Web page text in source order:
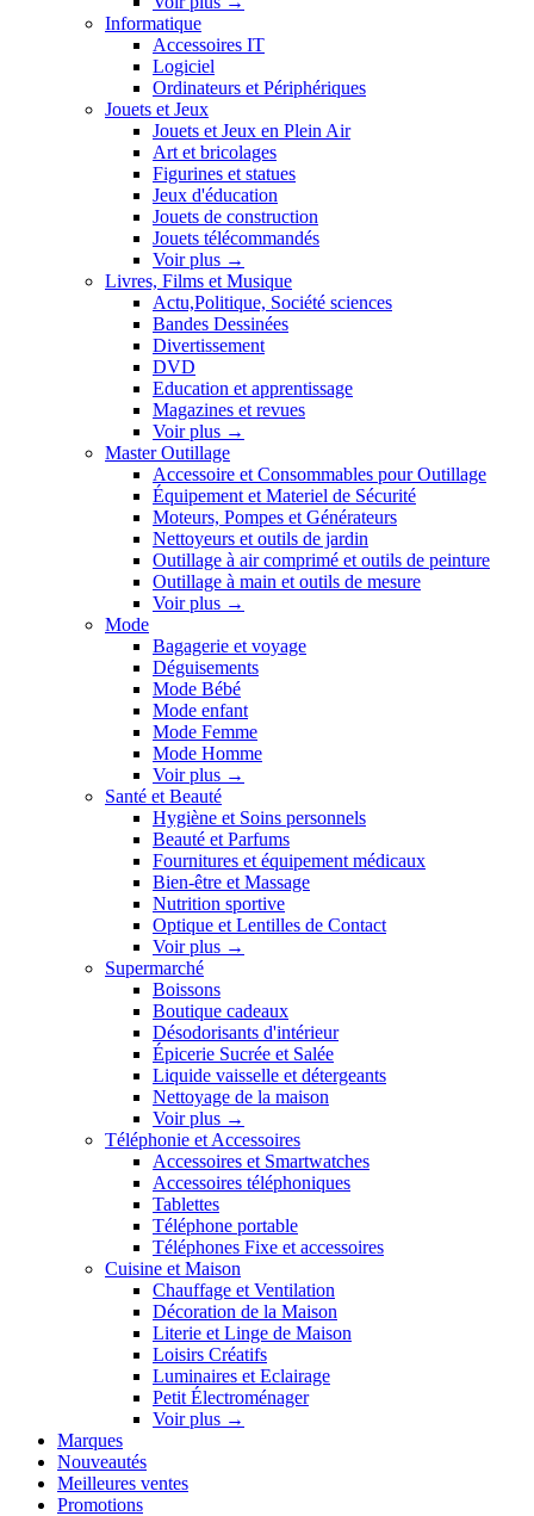
Informatique
Accessoires IT
Logiciel
Ordinateurs et Périphériques
Jouets et Jeux
Jouets et Jeux en Plein Air
Art et bricolages
Figurines et statues
Jeux d'éducation
Jouets de construction
Jouets télécommandés
Voir plus →
Livres, Films et Musique
Actu,Politique, Société sciences
Bandes Dessinées
Divertissement
DVD
Education et apprentissage
Magazines et revues
Voir plus →
Master Outillage
Accessoire et Consommables pour Outillage
Équipement et Materiel de Sécurité
Moteurs, Pompes et Générateurs
Nettoyeurs et outils de jardin
Outillage à air comprimé et outils de peinture
Outillage à main et outils de mesure
Voir plus →
Mode
Bagagerie et voyage
Déguisements
Mode Bébé
Mode enfant
Mode Femme
Mode Homme
Voir plus →
Santé et Beauté
Hygiène et Soins personnels
Beauté et Parfums
Fournitures et équipement médicaux
Bien-être et Massage
Nutrition sportive
Optique et Lentilles de Contact
Voir plus →
Supermarché
Boissons
Boutique cadeaux
Désodorisants d'intérieur
Épicerie Sucrée et Salée
Liquide vaisselle et détergeants
Nettoyage de la maison
Voir plus →
Téléphonie et Accessoires
Accessoires et Smartwatches
Accessoires téléphoniques
Tablettes
Téléphone portable
Téléphones Fixe et accessoires
Cuisine et Maison
Chauffage et Ventilation
Décoration de la Maison
Literie et Linge de Maison
Loisirs Créatifs
Luminaires et Eclairage
Petit Électroménager
Voir plus →
Marques
Nouveautés
Meilleures ventes
Promotions